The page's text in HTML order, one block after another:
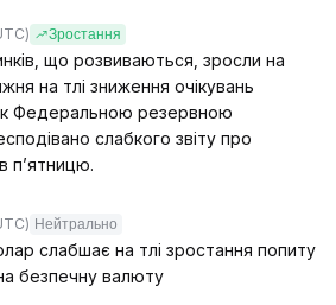
Зростання
що розвиваються, зросли на
на тлі зниження очікувань
Федеральною резервною
слабкого звіту про
п’ятницю.
Нейтрально
слабшає на тлі зростання попиту
безпечну валюту